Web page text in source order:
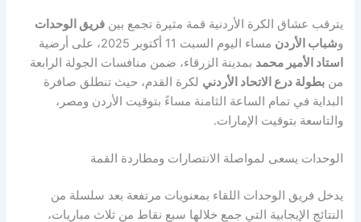
يترقب عشاق الكرة الأردنية قمة مثيرة تجمع بينفريق الوحدات
وشباب الأردن مساء اليوم السبت 11 أكتوبر 2025، على أرضية
استاد الأمير محمد بمدينة الزرقاء، ضمن منافسات الجولة الرابعة
منبطولة درع الاتحاد الأردني لكرة القدم، حيث تنطلق صافرة
البداية في تمام الساعة الثامنة مساءً بتوقيت الأردن ومصر،
والتاسعة بتوقيت الإمارات.
الوحدات يسعى لمواصلة الانتصارات ومطاردة القمة
يدخل فريق الوحدات اللقاء بمعنويات مرتفعة بعد سلسلة من
النتائج الإيجابية التي جمع خلالها سبع نقاط من ثلاث مباريات،